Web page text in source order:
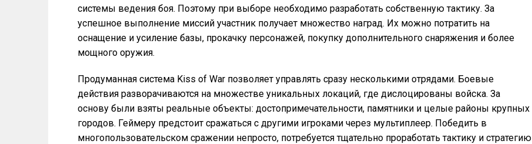
системы ведения боя. Поэтому при выборе необходимо разработать собственную тактику. За
успешное выполнение миссий участник получает множество наград. Их можно потратить на
оснащение и усиление базы, прокачку персонажей, покупку дополнительного снаряжения и более
мощного оружия.
Продуманная система Kiss of War позволяет управлять сразу несколькими отрядами. Боевые
действия разворачиваются на множестве уникальных локаций, где дислоцированы войска. За
основу были взяты реальные объекты: достопримечательности, памятники и целые районы крупных
городов. Геймеру предстоит сражаться с другими игроками через мультиплеер. Победить в
многопользовательском сражении непросто, потребуется тщательно проработать тактику и стратегию